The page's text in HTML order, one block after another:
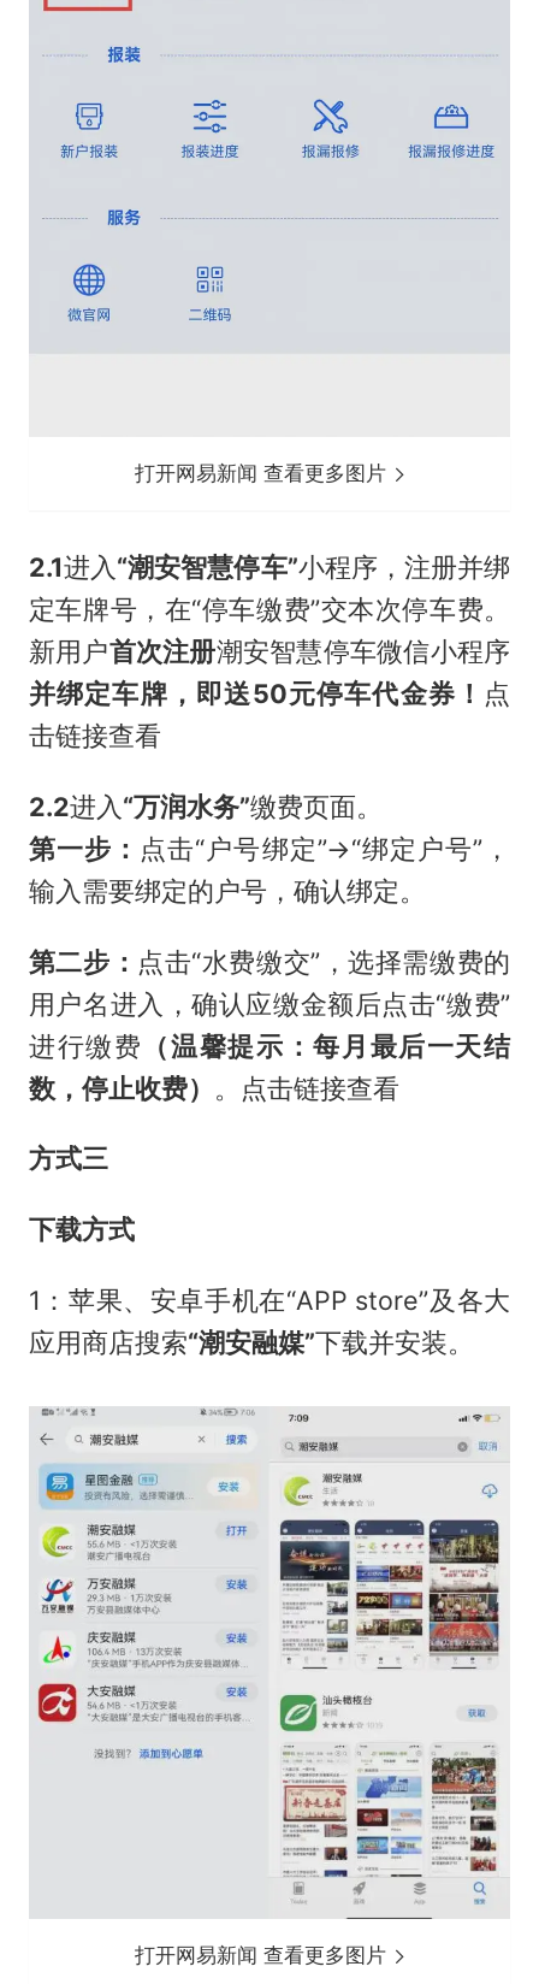
打开网易新闻 查看更多图片
2.1进入“潮安智慧停车”小程序，注册并绑
定车牌号，在“停车缴费”交本次停车费。
新用户首次注册潮安智慧停车微信小程序
并绑定车牌 ，即送50元停车代金券！ 点
击链接查看
2.2进入“万润水务”缴费页面。
第一步： 点击“户号绑定”→“绑定户号”，
输入需要绑定的户号，确认绑定。
第二步： 点击“水费缴交”，选择需缴费的
用户名进入，确认应缴金额后点击“缴费”
进行缴费 （温馨提示：每月最后一天结
数，停止收费） 。点击链接查看
方式三
下载方式
1：苹果、安卓手机在“APP store”及各大
应用商店搜索“潮安融媒”下载并安装。
打开网易新闻 查看更多图片